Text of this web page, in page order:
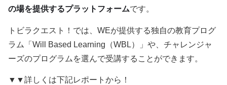
の場を提供するプラットフォームです。
トビラクエスト！では、WEが提供する独自の教育プログ
ラム「Will Based Learning（WBL）」や、チャレンジャ
ーズのプログラムを選んで受講することができます。
▼▼詳しくは下記レポートから！